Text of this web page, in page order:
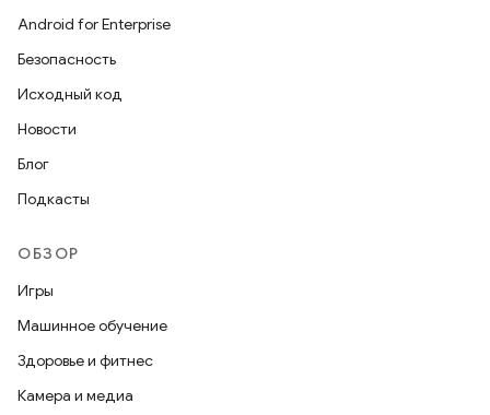
Android for Enterprise
Безопасность
Исходный код
Новости
Блог
Подкасты
ОБЗОР
Игры
Машинное обучение
Здоровье и фитнес
Камера и медиа